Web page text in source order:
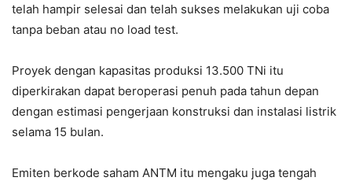
telah hampir selesai dan telah sukses melakukan uji coba
tanpa beban atau no load test.
Proyek dengan kapasitas produksi 13.500 TNi itu
diperkirakan dapat beroperasi penuh pada tahun depan
dengan estimasi pengerjaan konstruksi dan instalasi listrik
selama 15 bulan.
Emiten berkode saham ANTM itu mengaku juga tengah